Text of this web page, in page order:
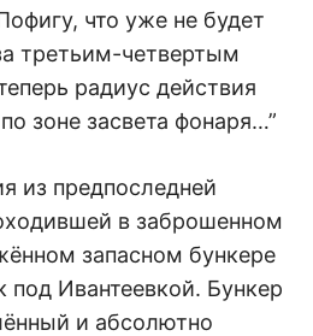
что уже не будет
третьим-четвертым
радиус действия
зоне засвета фонаря…”
из предпоследней
в заброшенном
запасном бункере
под Ивантеевкой. Бункер
и абсолютно